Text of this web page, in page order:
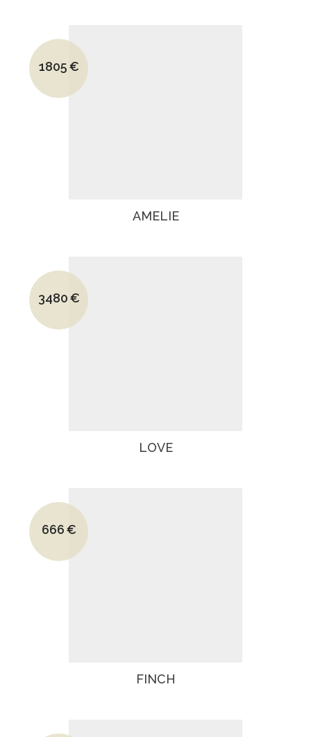
Le prix initial était : 2470€.
1805€
Le prix actuel est : 1805€.
AMELIE
Le prix initial était : 5200€.
3480€
Le prix actuel est : 3480€.
LOVE
Le prix initial était : 1266€.
666€
Le prix actuel est : 666€.
FINCH